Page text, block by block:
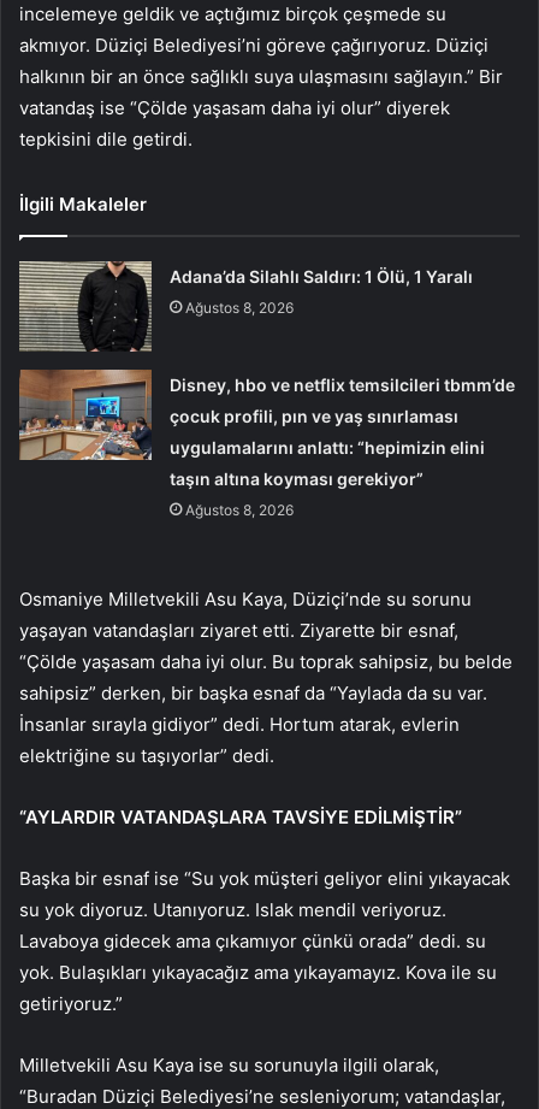
incelemeye geldik ve açtığımız birçok çeşmede su
akmıyor. Düziçi Belediyesi’ni göreve çağırıyoruz. Düziçi
halkının bir an önce sağlıklı suya ulaşmasını sağlayın.” Bir
vatandaş ise “Çölde yaşasam daha iyi olur” diyerek
tepkisini dile getirdi.
İlgili Makaleler
Adana’da Silahlı Saldırı: 1 Ölü, 1 Yaralı
Ağustos 8, 2026
Disney, hbo ve netflix temsilcileri tbmm’de
çocuk profili, pın ve yaş sınırlaması
uygulamalarını anlattı: “hepimizin elini
taşın altına koyması gerekiyor”
Ağustos 8, 2026
Osmaniye Milletvekili Asu Kaya, Düziçi’nde su sorunu
yaşayan vatandaşları ziyaret etti. Ziyarette bir esnaf,
“Çölde yaşasam daha iyi olur. Bu toprak sahipsiz, bu belde
sahipsiz” derken, bir başka esnaf da “Yaylada da su var.
İnsanlar sırayla gidiyor” dedi. Hortum atarak, evlerin
elektriğine su taşıyorlar” dedi.
“AYLARDIR VATANDAŞLARA TAVSİYE EDİLMİŞTİR”
Başka bir esnaf ise “Su yok müşteri geliyor elini yıkayacak
su yok diyoruz. Utanıyoruz. Islak mendil veriyoruz.
Lavaboya gidecek ama çıkamıyor çünkü orada” dedi. su
yok. Bulaşıkları yıkayacağız ama yıkayamayız. Kova ile su
getiriyoruz.”
Milletvekili Asu Kaya ise su sorunuyla ilgili olarak,
“Buradan Düziçi Belediyesi’ne sesleniyorum; vatandaşlar,